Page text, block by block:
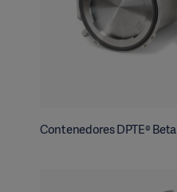
Contenedores DPTE® Beta